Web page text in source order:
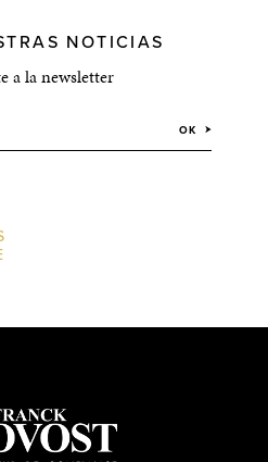
NOTICIAS
a la newsletter
OK